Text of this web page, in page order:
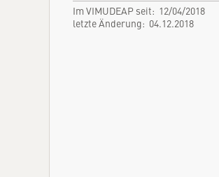
Im VIMUDEAP seit: 12/04/2018
letzte Änderung: 04.12.2018